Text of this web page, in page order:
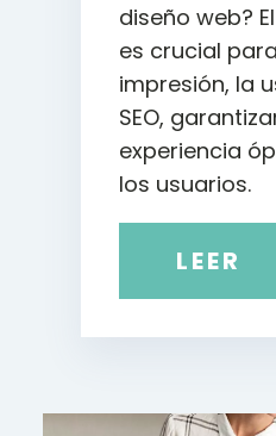
diseño web?
es crucial
impresión, la
SEO,
experiencia
los usuarios.
LEER